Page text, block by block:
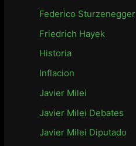
Federico Sturzenegger
Friedrich Hayek
Historia
Inflacion
Javier Milei
Javier Milei Debates
Javier Milei Diputado